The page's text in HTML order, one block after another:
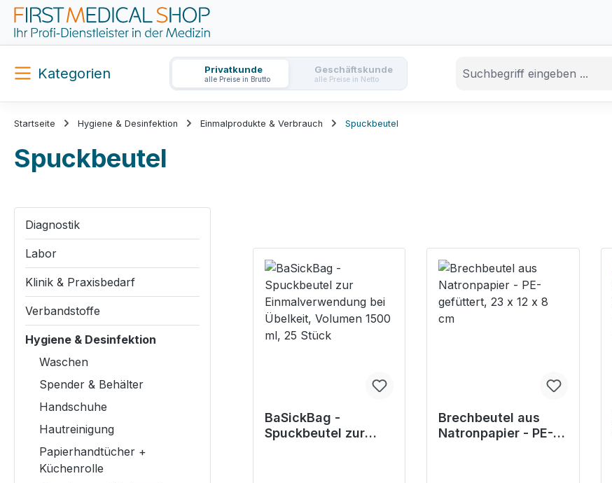
Hauptinhalt springen
Zur Suche springen
Zur Hauptnavigation springen
Kategorien Privatkunde
alle Preise in Brutto
Geschäftskunde
alle Preise in Netto
Startseite Hygiene & Desinfektion Einmalprodukte & Verbrauch Spuckbeutel
Spuckbeutel
Diagnostik
Labor
Klinik & Praxisbedarf
Verbandstoffe
Hygiene & Desinfektion
Waschen
Spender & Behälter
Handschuhe
Hautreinigung
Papierhandtücher +
Küchenrolle
BaSickBag -
Spuckbeutel zur
Brechbeutel aus
Natronpapier - PE-